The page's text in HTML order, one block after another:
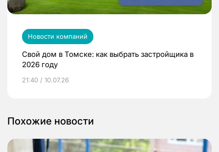
Новости компаний
Свой дом в Томске: как выбрать застройщика в
2026 году
21:40 / 10.07.26
Похожие новости